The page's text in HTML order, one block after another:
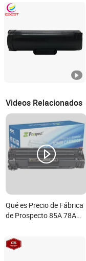
EBEST DIGITAL
Guangdong, China
Videos Relacionados
Qué es Precio de Fábrica
de Prospecto 85A 78A
48A 83A 83X 49A 53A
105A 106A 107A
Zhongshan Yinpin